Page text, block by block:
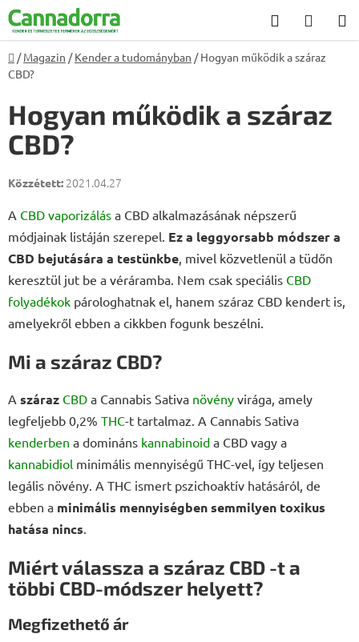
Ugrás
fő
tartalomhoz
Keresés
Kezdőlap
/ Magazin / Kender a tudományban / Hogyan működik a száraz
CBD?
Hogyan működik a száraz
CBD?
2021.04.27
A CBD vaporizálás a CBD alkalmazásának népszerű
módjainak listáján szerepel. Ez a leggyorsabb módszer a
CBD bejutására a testünkbe, mivel közvetlenül a tüdőn
keresztül jut be a véráramba. Nem csak speciális CBD
folyadékok párologhatnak el, hanem száraz CBD kendert is,
amelyekről ebben a cikkben fogunk beszélni.
Mi a száraz CBD?
A száraz CBD a Cannabis Sativa növény virága, amely
legfeljebb 0,2% THC-t tartalmaz. A Cannabis Sativa
kenderben a domináns kannabinoid a CBD vagy a
kannabidiol minimális mennyiségű THC-vel, így teljesen
legális növény. A THC ismert pszichoaktív hatásáról, de
ebben a minimális mennyiségben semmilyen toxikus
hatása nincs.
Miért válassza a száraz CBD -t a
többi CBD-módszer helyett?
Megfizethető ár